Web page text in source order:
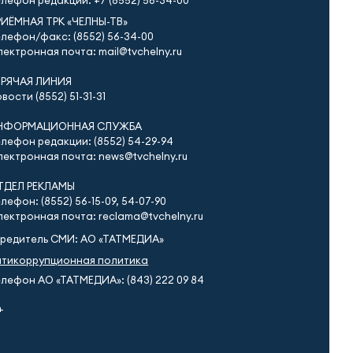
ТРК «ЧЕЛНЫ-ТВ»
факс: (8552) 56-34-00
почта: mail@tvchelny.ru
ЛИНИЯ
(8552) 51-31-31
СЛУЖБА
редакции: (8552) 54-29-94
почта: news@tvchelny.ru
РЕКЛАМЫ
(8552) 56-15-09, 54-07-90
почта: reclama@tvchelny.ru
СМИ: АО «ТАТМЕДИА»
политика
АО «ТАТМЕДИА»: (843) 222 09 84